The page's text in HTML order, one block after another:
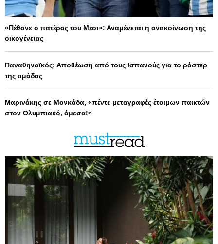
«Πέθανε ο πατέρας του Μέσι»: Αναμένεται η ανακοίνωση της
οικογένειας
Παναθηναϊκός: Αποθέωση από τους Ισπανούς για το ρόστερ
της ομάδας
Μαρινάκης σε Μονκάδα, «πέντε μεταγραφές έτοιμων παικτών
στον Ολυμπιακό, άμεσα!»